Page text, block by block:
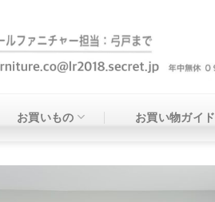
お買いもの お買い物ガイド